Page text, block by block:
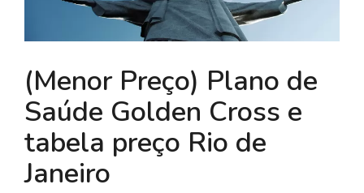
(Menor Preço) Plano de
Saúde Golden Cross e
tabela preço Rio de
Janeiro